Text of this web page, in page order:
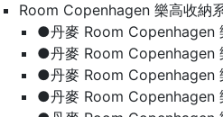
Room Copenhagen 樂高收納
●丹麥 Room Copenhagen
●丹麥 Room Copenhagen
●丹麥 Room Copenhagen
●丹麥 Room Copenhagen